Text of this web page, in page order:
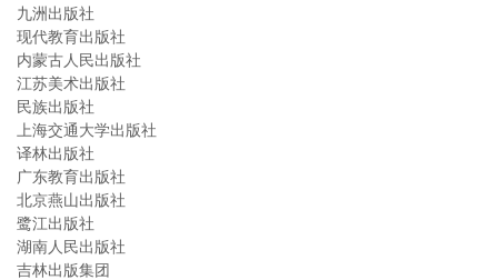
九洲出版社
现代教育出版社
内蒙古人民出版社
江苏美术出版社
民族出版社
上海交通大学出版社
译林出版社
广东教育出版社
北京燕山出版社
鹭江出版社
湖南人民出版社
吉林出版集团